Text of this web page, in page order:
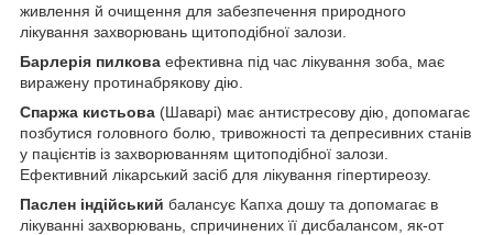
живлення й очищення для забезпечення природного
лікування захворювань щитоподібної залози.
Барлерія пилкова ефективна під час лікування зоба, має
виражену протинабрякову дію.
Спаржа кистьова (Шаварі) має антистресову дію, допомагає
позбутися головного болю, тривожності та депресивних станів
у пацієнтів із захворюванням щитоподібної залози.
Ефективний лікарський засіб для лікування гіпертиреозу.
Паслен індійський балансує Капха дошу та допомагає в
лікуванні захворювань, спричинених її дисбалансом, як-от